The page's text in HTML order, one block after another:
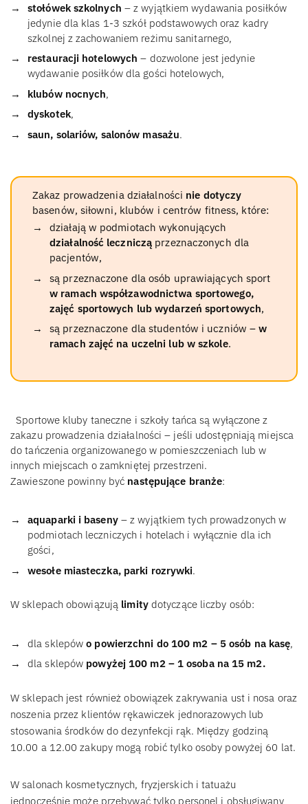
stołówek szkolnych – z wyjątkiem wydawania posiłków
jedynie dla klas 1-3 szkół podstawowych oraz kadry
szkolnej z zachowaniem reżimu sanitarnego,
restauracji hotelowych– dozwolone jest jedynie
wydawanie posiłków dla gości hotelowych,
klubów nocnych,
dyskotek,
saun, solariów, salonów masażu.
Zakaz prowadzenia działalności nie dotyczy
basenów, siłowni, klubów i centrów fitness, które:
działają w podmiotach wykonujących
działalność leczniczą przeznaczonych dla
pacjentów,
są przeznaczone dla osób uprawiających sport
w ramach współzawodnictwa sportowego,
zajęć sportowych lub wydarzeń sportowych,
są przeznaczone dla studentów i uczniów –w
ramach zajęć na uczelni lub w szkole.
Sportowe kluby taneczne i szkoły tańca są wyłączone z
zakazu prowadzenia działalności – jeśli udostępniają miejsca
do tańczenia organizowanego w pomieszczeniach lub w
innych miejscach o zamkniętej przestrzeni.
Zawieszone powinny być następujące branże:
aquaparki i baseny – z wyjątkiem tych prowadzonych w
podmiotach leczniczych i hotelach i wyłącznie dla ich
gości,
wesołe miasteczka, parki rozrywki.
W sklepach obowiązują limitydotyczące liczby osób:
dla sklepów o powierzchni do 100 m2 – 5 osób na kasę,
dla sklepów powyżej 100 m2 – 1 osoba na 15 m2.
W sklepach jest również obowiązek zakrywania ust i nosa oraz
noszenia przez klientów rękawiczek jednorazowych lub
stosowania środków do dezynfekcji rąk. Między godziną
10.00 a 12.00 zakupy mogą robić tylko osoby powyżej 60 lat.
W salonach kosmetycznych, fryzjerskich i tatuażu
jednocześnie może przebywać tylko personel i obsługiwany